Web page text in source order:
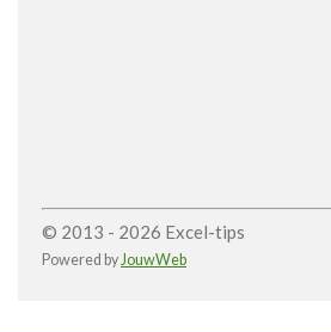
© 2013 - 2026 Excel-tips
Powered byJouwWeb